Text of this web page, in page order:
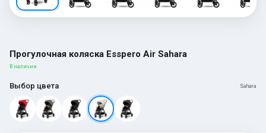
Прогулочная коляска Esspero Air Sahara
В наличии
Выбор цвета Sahara